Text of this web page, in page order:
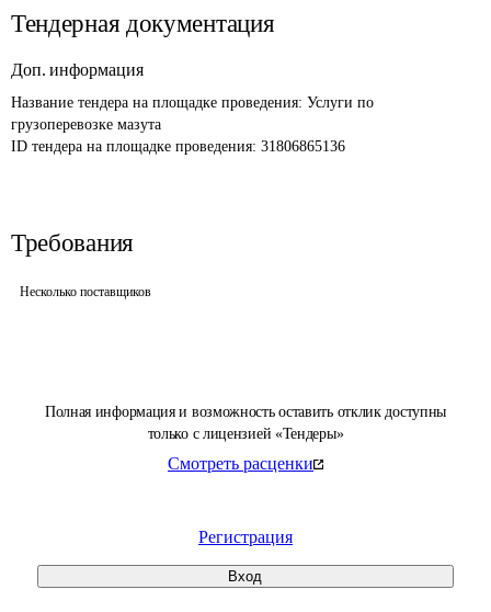
Полная информация и возможность оставить отклик доступны
только с лицензией «Тендеры»
Смотреть расценки
Регистрация
Вход
Тендерная документация
Доп. информация
Название тендера на площадке проведения: Услуги по
грузоперевозке мазута
ID тендера на площадке проведения: 31806865136
Требования
Несколько поставщиков